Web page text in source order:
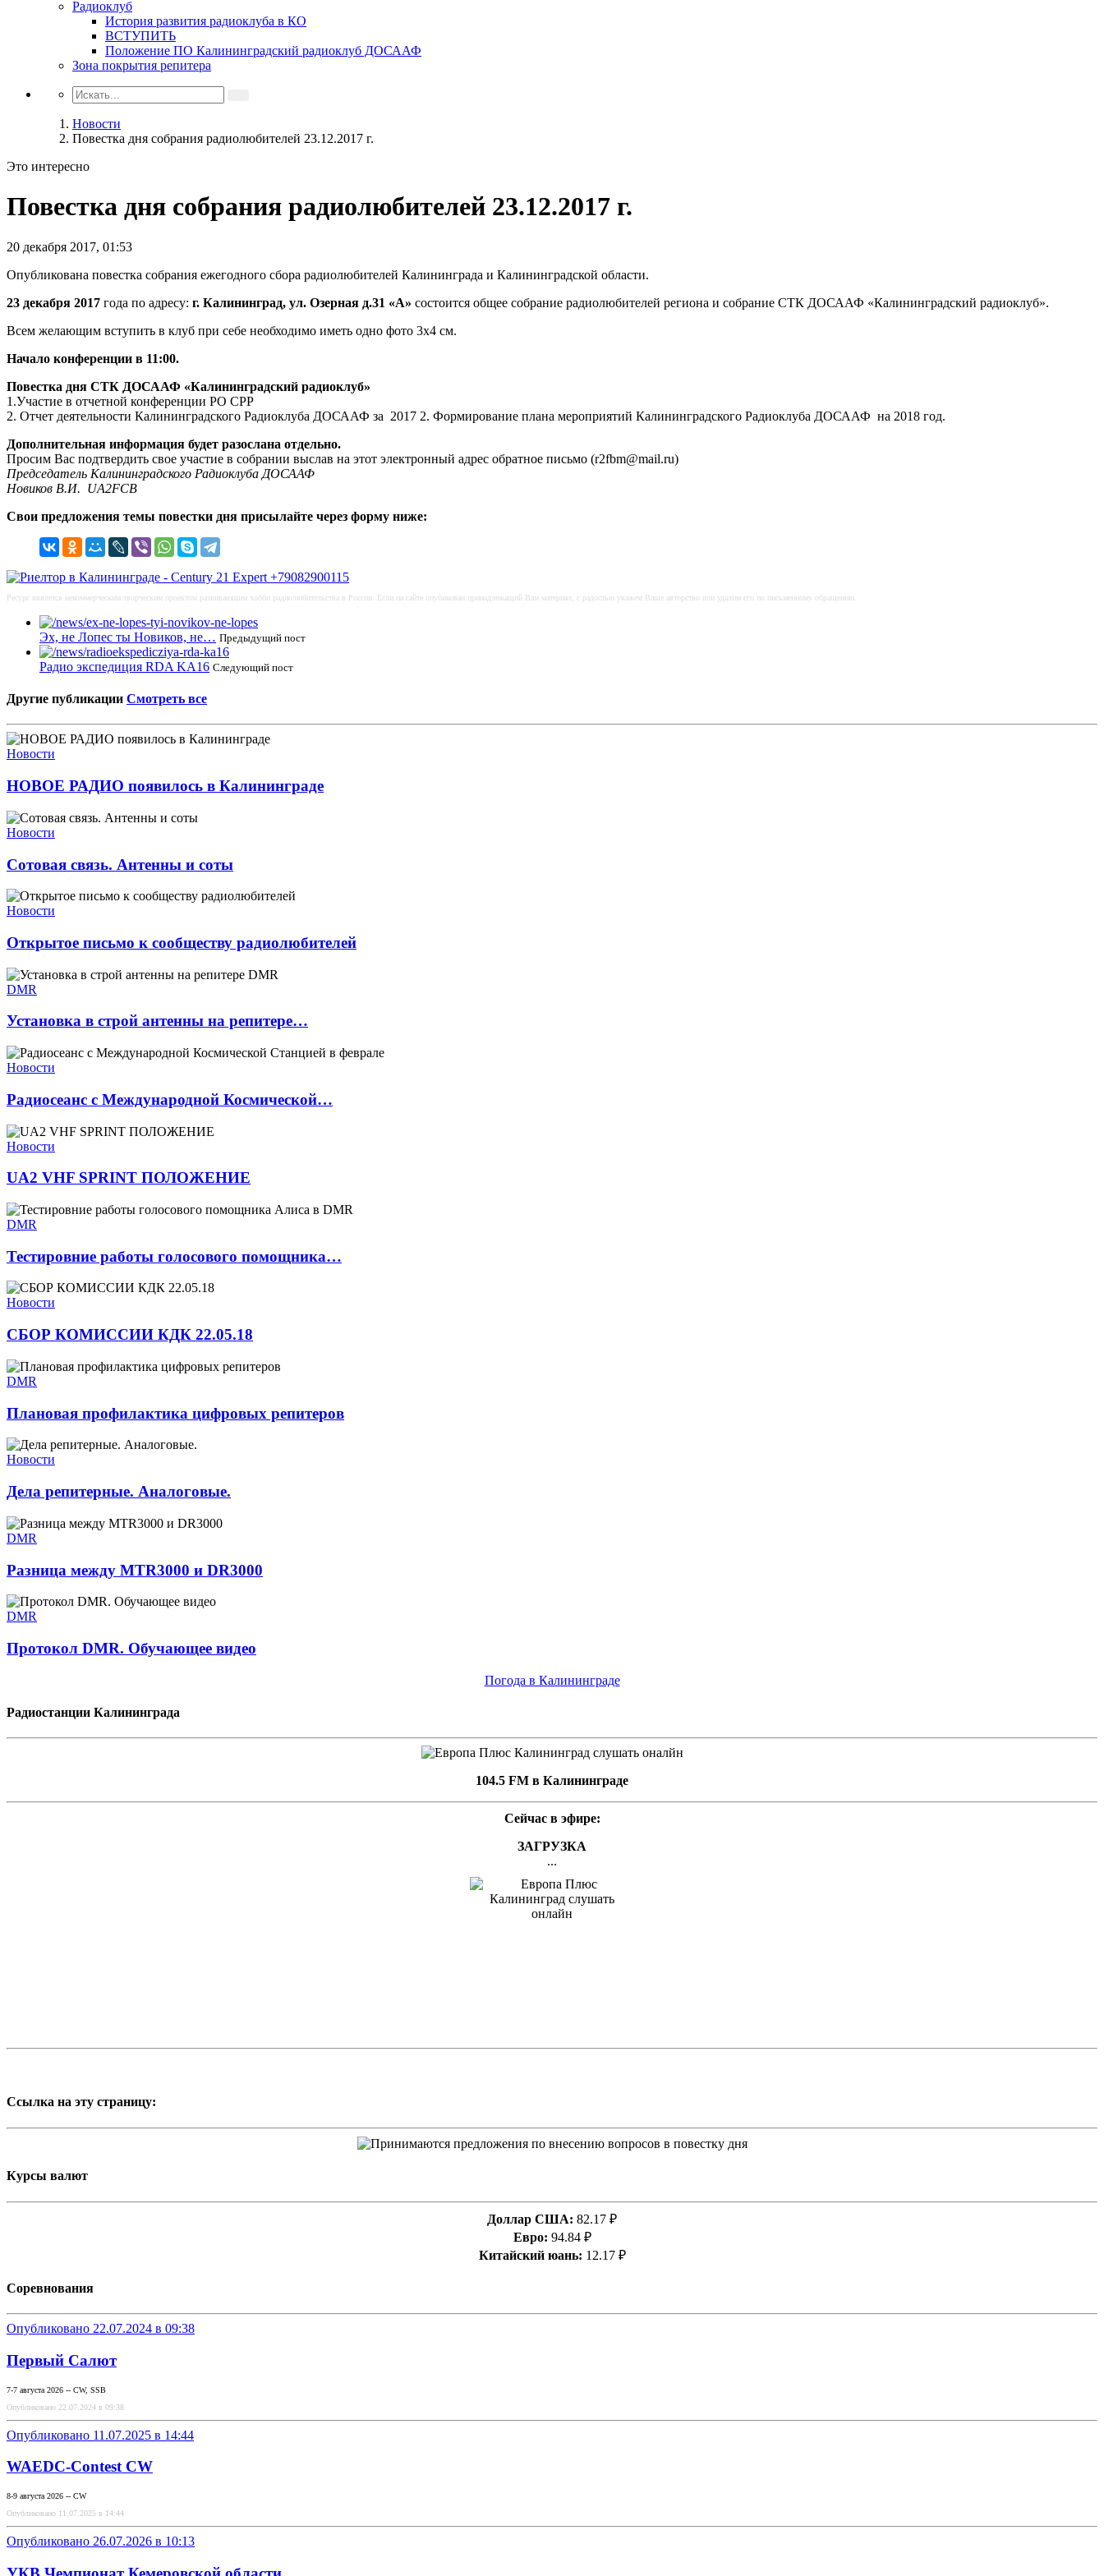
Радиоклуб
История развития радиоклуба в КО
ВСТУПИТЬ
Положение ПО Калининградский радиоклуб ДОСААФ
Зона покрытия репитера
Новости
Повестка дня собрания радиолюбителей 23.12.2017 г.
Это интересно
Повестка дня собрания радиолюбителей 23.12.2017 г.
20 декабря 2017, 01:53
Опубликована повестка собрания ежегодного сбора радиолюбителей Калининграда и Калининградской области.
23 декабря 2017 года по адресу: г. Калининград, ул. Озерная д.31 «А» состоится общее собрание радиолюбителей региона и собрание СТК ДОСААФ «Калининградский радиоклуб».
Всем желающим вступить в клуб при себе необходимо иметь одно фото 3х4 см.
Начало конференции в 11:00.
Повестка дня СТК ДОСААФ «Калининградский радиоклуб»
1.Участие в отчетной конференции РО СРР
2. Отчет деятельности Калининградского Радиоклуба ДОСААФ за 2017 2. Формирование плана мероприятий Калининградского Радиоклуба ДОСААФ на 2018 год.
Дополнительная информация будет разослана отдельно.
Просим Вас подтвердить свое участие в собрании выслав на этот электронный адрес обратное письмо (r2fbm@mail.ru)
Председатель Калининградского Радиоклуба ДОСААФ
Новиков В.И. UA2FCB
Свои предложения темы повестки дня присылайте через форму ниже:
Ресурс явялется некоммерческим творческим проектом развивающим хобби радиолюбительства в России. Если на сайте опубикован принадлежащий Вам материал, с радостью укажем Ваше авторство или удалим его по письменному обращению.
Эх, не Лопес ты Новиков, не… Предыдущий пост
Радио экспедиция RDA KA16 Следующий пост
Другие публикации Смотреть все
Новости
НОВОЕ РАДИО появилось в Калининграде
Новости
Сотовая связь. Антенны и соты
Новости
Открытое письмо к сообществу радиолюбителей
DMR
Установка в строй антенны на репитере…
Новости
Радиосеанс с Международной Космической…
Новости
UA2 VHF SPRINT ПОЛОЖЕНИЕ
DMR
Тестировние работы голосового помощника…
Новости
СБОР КОМИССИИ КДК 22.05.18
DMR
Плановая профилактика цифровых репитеров
Новости
Дела репитерные. Аналоговые.
DMR
Разница между MTR3000 и DR3000
DMR
Протокол DMR. Обучающее видео
Погода в Калининграде
Радиостанции Калининграда
104.5 FM в Калининграде
Сейчас в эфире:
ЗАГРУЗКА
...
Ссылка на эту страницу:
Курсы валют
Доллар США: 82.17 ₽
Евро: 94.84 ₽
Китайский юань: 12.17 ₽
Соревнования
Опубликовано 22.07.2024 в 09:38
Первый Салют
7-7 августа 2026 -- CW, SSB
Опубликовано 22.07.2024 в 09:38
Опубликовано 11.07.2025 в 14:44
WAEDC-Contest CW
8-9 августа 2026 -- CW
Опубликовано 11.07.2025 в 14:44
Опубликовано 26.07.2026 в 10:13